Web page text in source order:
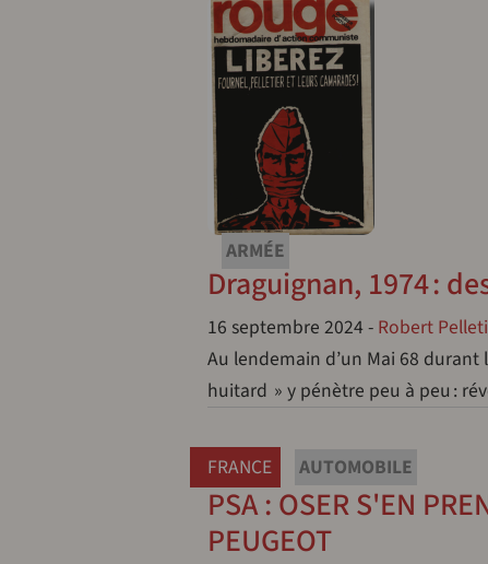
ARMÉE
Draguignan, 1974 :
16 septembre 2024- Robert
Au lendemain d’un Mai 68 durant
huitard » y pénètre peu à peu :
FRANCE AUTOMOBILE
PSA : OSER S'EN
PEUGEOT